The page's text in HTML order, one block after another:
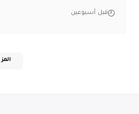
قبل أسبوعين